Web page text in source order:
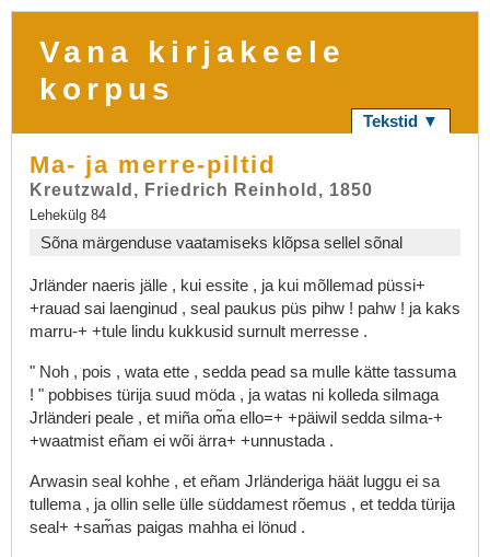
Vana kirjakeele
korpus
Tekstid ▼
Ma- ja merre-piltid
Kreutzwald, Friedrich Reinhold, 1850
Lehekülg 84
Sõna märgenduse vaatamiseks klõpsa sellel sõnal
Jrländer naeris jälle , kui essite , ja kui mõllemad püssi+
+rauad sai laenginud , seal paukus püs pihw ! pahw ! ja kaks
marru-+ +tule lindu kukkusid surnult merresse .
" Noh , pois , wata ette , sedda pead sa mulle kätte tassuma
! " pobbises türija suud möda , ja watas ni kolleda silmaga
Jrländeri peale , et miña om̃a ello=+ +päiwil sedda silma-+
+waatmist eñam ei wõi ärra+ +unnustada .
Arwasin seal kohhe , et eñam Jrländeriga häät luggu ei sa
tullema , ja ollin selle ülle süddamest rõemus , et tedda türija
seal+ +sam̃as paigas mahha ei lönud .